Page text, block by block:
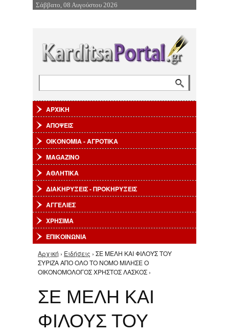
Επιστροφή στην Πλοήγηση
Σάββατο, 08 Αυγούστου 2026
ΑΡΧΙΚΗ
ΑΠΟΨΕΙΣ
ΟΙΚΟΝΟΜΙΑ - ΑΓΡΟΤΙΚΑ
MAGAZINO
ΑΘΛΗΤΙΚΑ
ΔΙΑΚΗΡΥΞΕΙΣ - ΠΡΟΚΗΡΥΞΕΙΣ
ΑΓΓΕΛΙΕΣ
ΧΡΗΣΙΜΑ
ΕΠΙΚΟΙΝΩΝΙΑ
Είστε εδώ
Αρχική › Ειδήσεις › ΣΕ ΜΕΛΗ ΚΑΙ ΦΙΛΟΥΣ ΤΟΥ
ΣΥΡΙΖΑ ΑΠΟ ΟΛΟ ΤΟ ΝΟΜΟ ΜΙΛΗΣΕ Ο
ΟΙΚΟΝΟΜΟΛΟΓΟΣ ΧΡΗΣΤΟΣ ΛΑΣΚΟΣ ›
ΣΕ ΜΕΛΗ ΚΑΙ
ΦΙΛΟΥΣ ΤΟΥ